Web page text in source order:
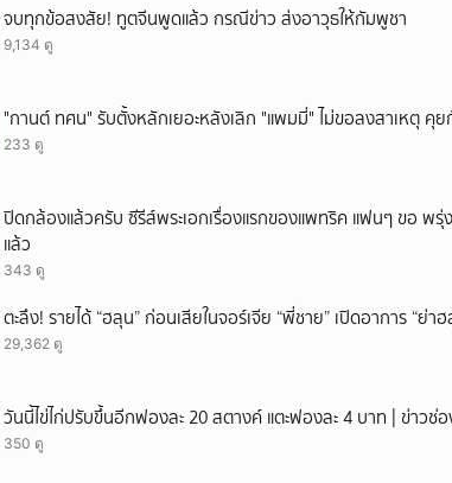
จบทุกข้อสงสัย! ทูตจีนพูดแล้ว กรณีข่าว ส่งอาวุธให้กัมพูชา
9,134 ดู
"กานต์ ทศน" รับตั้งหลักเยอะหลังเลิก "แพมมี่" ไม่ขอลงสาเหตุ คุย
233 ดู
ปิดกล้องแล้วครับ ซีรีส์พระเอกเรื่องแรกของแพทริค แฟนๆ ขอ พรุ่
แล้ว
343 ดู
ตะลึง! รายได้ “ฮลุน” ก่อนเสียในจอร์เจีย “พี่ชาย” เปิดอาการ “
29,362 ดู
วันนี้ไข่ไก่ปรับขึ้นอีกฟองละ 20 สตางค์ แตะฟองละ 4 บาท | ข่าวช่
350 ดู